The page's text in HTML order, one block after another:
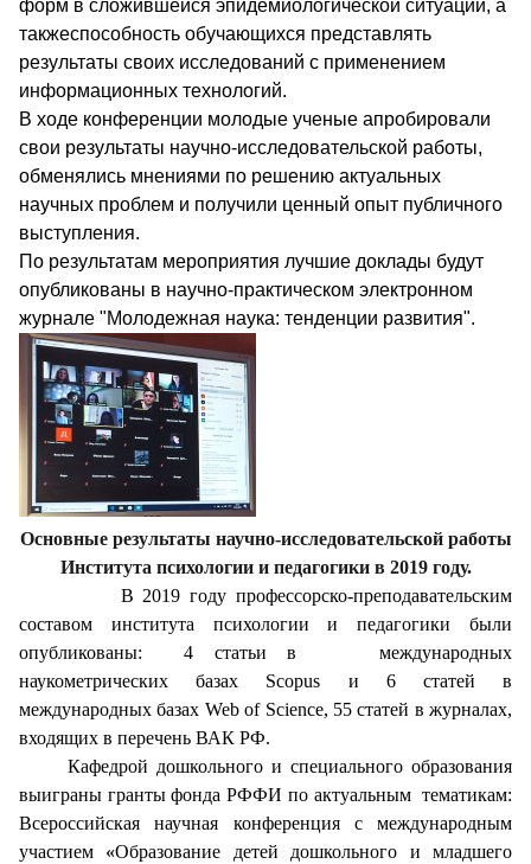
форм в сложившейся эпидемиологической ситуации, а
такжеспособность обучающихся представлять
результаты своих исследований с применением
информационных технологий.
В ходе конференции молодые ученые апробировали
свои результаты научно-исследовательской работы,
обменялись мнениями по решению актуальных
научных проблем и получили ценный опыт публичного
выступления.
По результатам мероприятия лучшие доклады будут
опубликованы в научно-практическом электронном
журнале "Молодежная наука: тенденции развития".
Основные результаты научно-исследовательской работы
Института психологии и педагогики в 2019 году.
В 2019 году профессорско-преподавательским
составом института психологии и педагогики были
опубликованы: 4 статьи в международных
наукометрических базах Scopus и 6 статей в
международных базах Web of Science, 55 статей в журналах,
входящих в перечень ВАК РФ.
Кафедрой дошкольного и специального образования
выиграны гранты фонда РФФИ по актуальным тематикам:
Всероссийская научная конференция с международным
участием «Образование детей дошкольного и младшего